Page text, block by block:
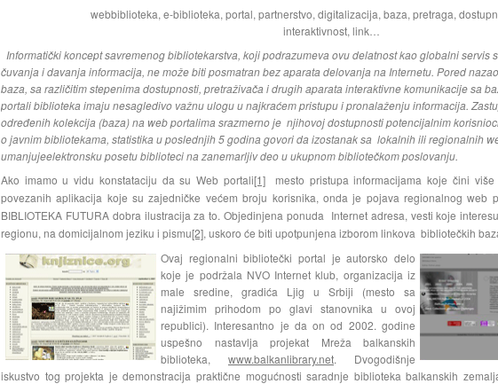
webbiblioteka, e-biblioteka, portal, partnerstvo, digitalizacija, baza, pretraga,
interaktivnost, link…
Informatički koncept savremenog bibliotekarstva, koji podrazumeva ovu delatnost kao globalni servis
čuvanja i davanja informacija, ne može biti posmatran bez aparata delovanja na Internetu. Pored
baza, sa različitim stepenima dostupnosti, pretraživača i drugih aparata interaktivne komunikacije sa
portali biblioteka imaju nesagledivo važnu ulogu u najkraćem pristupu i pronalaženju informacija.
određenih kolekcija (baza) na web portalima srazmerno je njihovoj dostupnosti potencijalnim
o javnim bibliotekama, statistika u poslednjih 5 godina govori da izostanak sa lokalnih ili regionalnih
umanjujeelektronsku posetu biblioteci na zanemarljiv deo u ukupnom bibliotečkom poslovanju.
Ako imamo u vidu konstataciju da su Web portali[1]mesto pristupa informacijama koje čini više
povezanih aplikacija koje su zajedničke većem broju korisnika, onda je pojava regionalnog web
BIBLIOTEKA FUTURA dobra ilustracija za to. Objedinjena ponuda Internet adresa, vesti koje
regionu, na domicijalnom jeziku i pismu[2], uskoro će biti upotpunjena izborom linkova bibliotečkih
Ovaj regionalni bibliotečki portal je autorsko delo
koje je podržala NVO Internet klub, organizacija iz
male sredine, gradića Ljig u Srbiji (mesto sa
najižimim prihodom po glavi stanovnika u ovoj
republici). Interesantno je da on od 2002. godine
uspešno nastavlja projekat Mreža balkanskih
biblioteka, www.balkanlibrary.net. Dvogodišnje
iskustvo tog projekta je demonstracija praktične mogućnosti saradnje biblioteka balkanskih